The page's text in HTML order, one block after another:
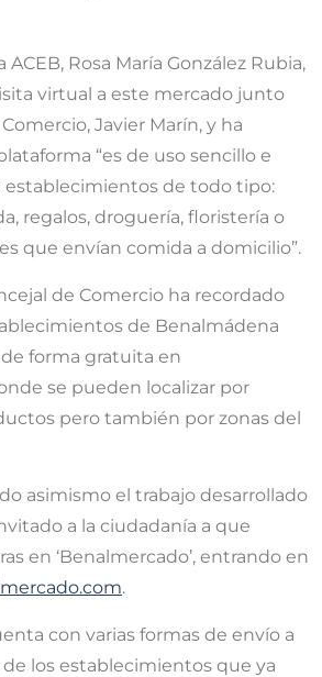
Rosa María González Rubia,
virtual a este mercado junto
Javier Marín, y ha
“es de uso sencillo e
de todo tipo:
regalos, droguería, floristería o
que envían comida a domicilio”.
de Comercio ha recordado
de Benalmádena
forma gratuita en
se pueden localizar por
pero también por zonas del
asimismo el trabajo desarrollado
a la ciudadanía a que
en ‘Benalmercado’, entrando en
.
con varias formas de envío a
los establecimientos que ya